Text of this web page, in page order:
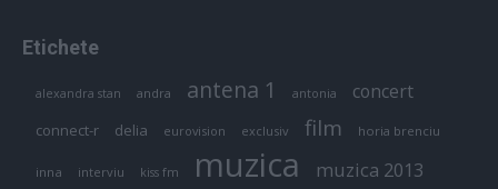
Etichete
alexandra stan andra antena 1 antonia concert
connect-r delia eurovision exclusiv film horia brenciu
inna interviu kiss fm muzica muzica 2013